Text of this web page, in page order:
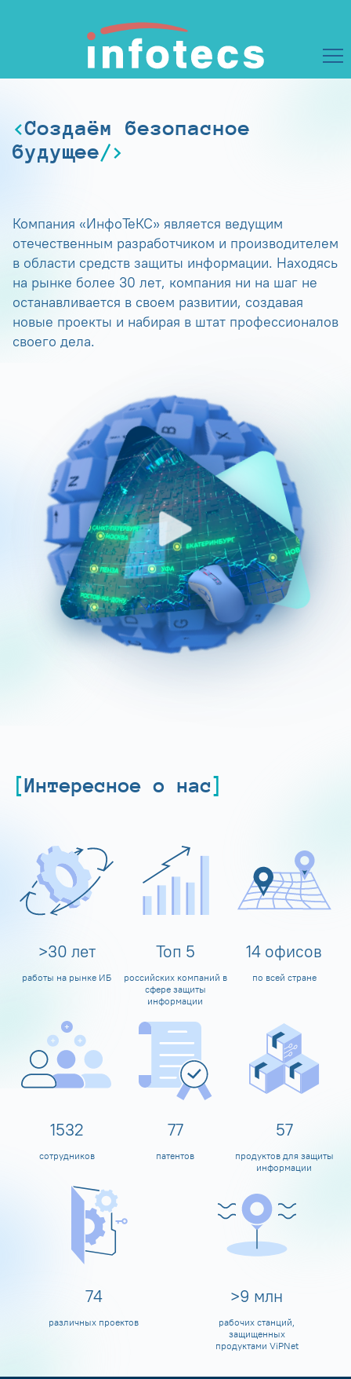
Создаём безопасное
будущее
Компания «ИнфоТеКС» является ведущим
отечественным разработчиком и производителем
в области средств защиты информации. Находясь
на рынке более 30 лет, компания ни на шаг не
останавливается в своем развитии, создавая
новые проекты и набирая в штат профессионалов
своего дела.
Интересное о нас
>30 лет
работы на рынке ИБ
Топ 5
российских компаний в
сфере защиты
информации
14 офисов
по всей стране
1600
сотрудников
80
патентов
60
продуктов для защиты
информации
80
различных проектов
>10 млн
рабочих станций,
защищенных
продуктами ViPNet